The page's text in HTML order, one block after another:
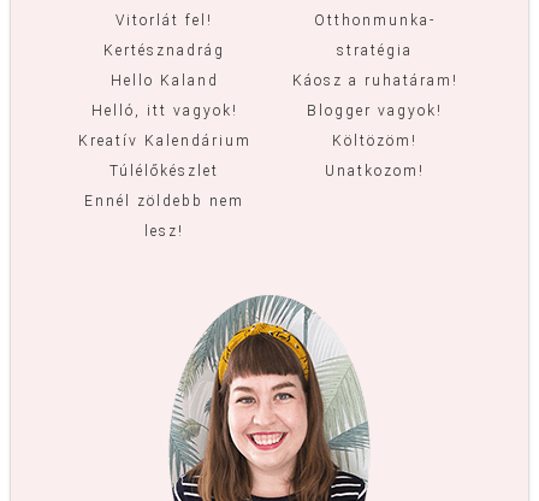
Vitorlát fel!
Kertésznadrág
Hello Kaland
Helló, itt vagyok!
Kreatív Kalendárium
Túlélőkészlet
Ennél zöldebb nem
lesz!
Otthonmunka-
stratégia
Káosz a ruhatáram!
Blogger vagyok!
Költözöm!
Unatkozom!